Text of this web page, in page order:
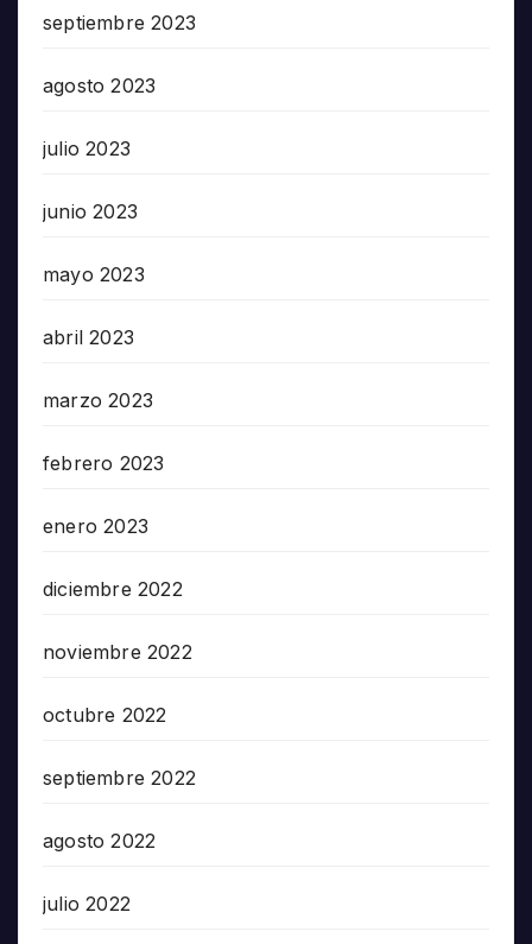
septiembre 2023
agosto 2023
julio 2023
junio 2023
mayo 2023
abril 2023
marzo 2023
febrero 2023
enero 2023
diciembre 2022
noviembre 2022
octubre 2022
septiembre 2022
agosto 2022
julio 2022